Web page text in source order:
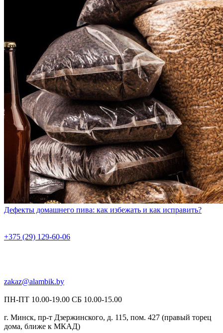
Дефекты домашнего пива: как избежать и как исправить?
+375 (29) 129-60-06
zakaz@alambik.by
ПН-ПТ 10.00-19.00 СБ 10.00-15.00
г. Минск, пр-т Дзержинского, д. 115, пом. 427 (правый торец
дома, ближе к МКАД)